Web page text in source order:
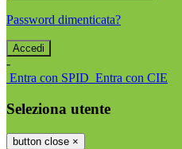
Password dimenticata?
-
Entra con SPID Entra con CIE
Seleziona utente
button close ×